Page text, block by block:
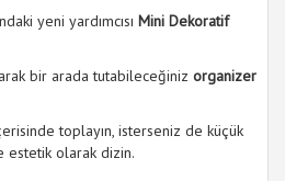
yeni yardımcısı Mini Dekoratif
bir arada tutabileceğiniz organizer
toplayın, isterseniz de küçük
olarak dizin.